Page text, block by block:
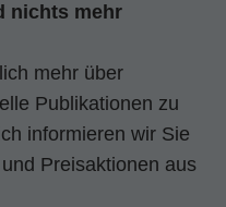
nichts mehr
mehr über
Publikationen zu
informieren wir Sie
Preisaktionen aus